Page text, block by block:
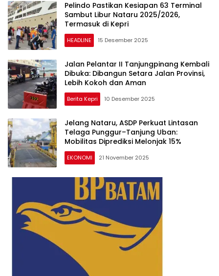
Pelindo Pastikan Kesiapan 63 Terminal
Sambut Libur Nataru 2025/2026,
Termasuk di Kepri
HEADLINE 15 Desember 2025
Jalan Pelantar II Tanjungpinang Kembali
Dibuka: Dibangun Setara Jalan Provinsi,
Lebih Kokoh dan Aman
Berita Kepri 10 Desember 2025
Jelang Nataru, ASDP Perkuat Lintasan
Telaga Punggur–Tanjung Uban:
Mobilitas Diprediksi Melonjak 15%
EKONOMI 21 November 2025